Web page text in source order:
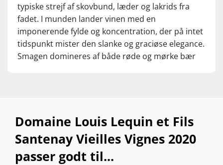
typiske strejf af skovbund, læder og lakrids fra
fadet. I munden lander vinen med en
imponerende fylde og koncentration, der på intet
tidspunkt mister den slanke og graciøse elegance.
Smagen domineres af både røde og mørke bær
kælderen. Kan sagtens drikkes nu, men kan også
gemmes 12-15 år fra høståret.
Domaine Louis Lequin et Fils
Santenay Vieilles Vignes 2020
passer godt til...